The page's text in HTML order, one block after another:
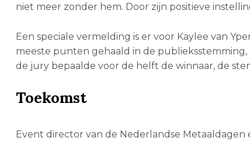
niet meer zonder hem. Door zijn positieve
Een speciale vermelding is er voor Kaylee van
meeste punten gehaald in de
de jury bepaalde voor de helft de winnaar, de
Toekomst
Event director van de Nederlandse